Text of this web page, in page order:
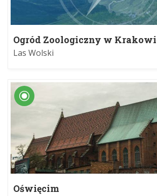
Ogród Zoologiczny w
Las Wolski
Oświęcim